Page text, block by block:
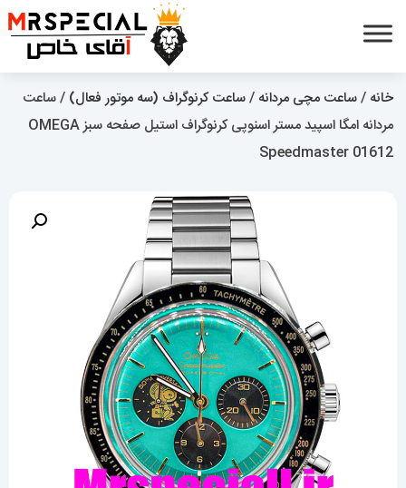
خانه /ساعت مچی مردانه /ساعت کرنوگراف (سه موتور فعال) / ساعت
مردانه امگا اسپید مستر اسنوپی کرنوگراف استیل صفحه سبز OMEGA
Speedmaster 01612